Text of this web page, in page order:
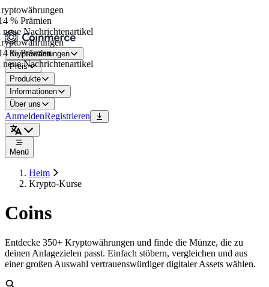
% Prämien
Nachrichtenartikel
% Prämien
Nachrichtenartikel
Kryptowährungen
Preis
Produkte
Informationen
Über uns
AnmeldenRegistrieren
Menü
Heim
Krypto-Kurse
Coins
Entdecke 350+ Kryptowährungen und finde die Münze, die zu
deinen Anlagezielen passt. Einfach stöbern, vergleichen und aus
einer großen Auswahl vertrauenswürdiger digitaler Assets wählen.